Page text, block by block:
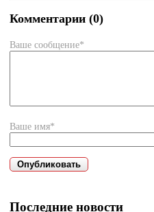
Комментарии (0)
Ваше сообщение*
Ваше имя*
Последние новости